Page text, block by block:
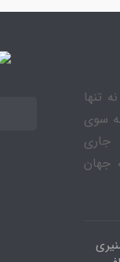
تنها
سوی
جاری
جهان